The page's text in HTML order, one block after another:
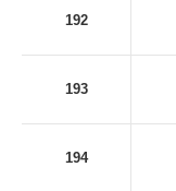
192
193
194